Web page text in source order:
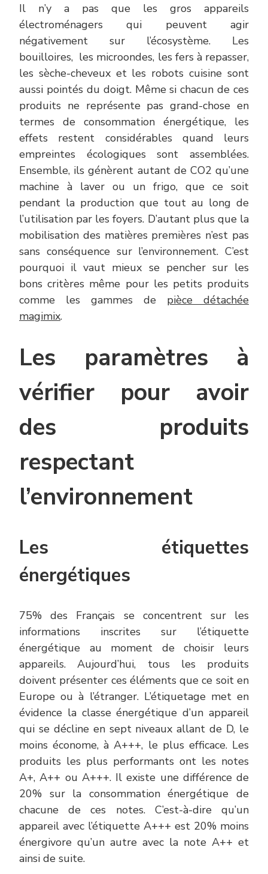
Il n’y a pas que les gros appareils
électroménagers qui peuvent agir
négativement sur l’écosystème. Les
bouilloires, les microondes, les fers à repasser,
les sèche-cheveux et les robots cuisine sont
aussi pointés du doigt. Même si chacun de ces
produits ne représente pas grand-chose en
termes de consommation énergétique, les
effets restent considérables quand leurs
empreintes écologiques sont assemblées.
Ensemble, ils génèrent autant de CO2 qu’une
machine à laver ou un frigo, que ce soit
pendant la production que tout au long de
l’utilisation par les foyers. D’autant plus que la
mobilisation des matières premières n’est pas
sans conséquence sur l’environnement. C’est
pourquoi il vaut mieux se pencher sur les
bons critères même pour les petits produits
comme les gammes de pièce détachée
magimix.
Les paramètres à
vérifier pour avoir
des produits
respectant
l’environnement
Les étiquettes
énergétiques
75% des Français se concentrent sur les
informations inscrites sur l’étiquette
énergétique au moment de choisir leurs
appareils. Aujourd’hui, tous les produits
doivent présenter ces éléments que ce soit en
Europe ou à l’étranger. L’étiquetage met en
évidence la classe énergétique d’un appareil
qui se décline en sept niveaux allant de D, le
moins économe, à A+++, le plus efficace. Les
produits les plus performants ont les notes
A+, A++ ou A+++. Il existe une différence de
20% sur la consommation énergétique de
chacune de ces notes. C’est-à-dire qu’un
appareil avec l’étiquette A+++ est 20% moins
énergivore qu’un autre avec la note A++ et
ainsi de suite.